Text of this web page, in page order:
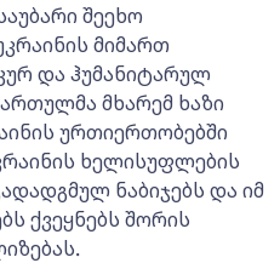
შეეხო
მიმართ
და ჰუმანიტარულ
მხარემ ხაზი
ურთიერთობებში
ხელისუფლების
ნაბიჯებს და იმ
ქვეყნებს შორის